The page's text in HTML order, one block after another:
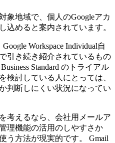
象地域で、個人のGoogleアカ
込めると案内されています。
Workspace Individual自
引き続き紹介されているもの
Standard のトライアル
検討している人にとっては、
判断しにくい状況になってい
考えるなら、会社用メールア
理機能の活用のしやすさか
う方法が現実的です。 Gmail